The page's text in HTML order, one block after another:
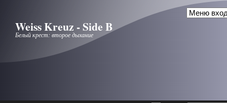
Weiss Kreuz - Side B
Белый крест: второе дыхание